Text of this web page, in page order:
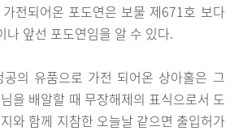
전되어온 포도연은 보물 제671호 보다
나 앞선 포도연임을 알 수 있다.
공의 유품으로 가전 되어온 상아홀은 그
을 배알할 때 무장해제의 표식으로서 도
와 함께 지참한 오늘날 같으면 출입허가